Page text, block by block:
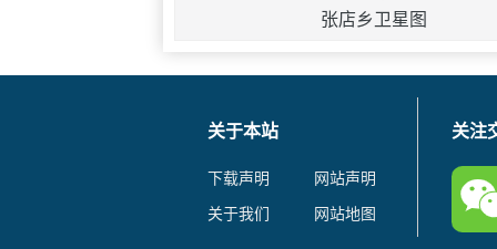
张店乡卫星图
关于本站
下载声明
网站声明
关于我们
网站地图
关注